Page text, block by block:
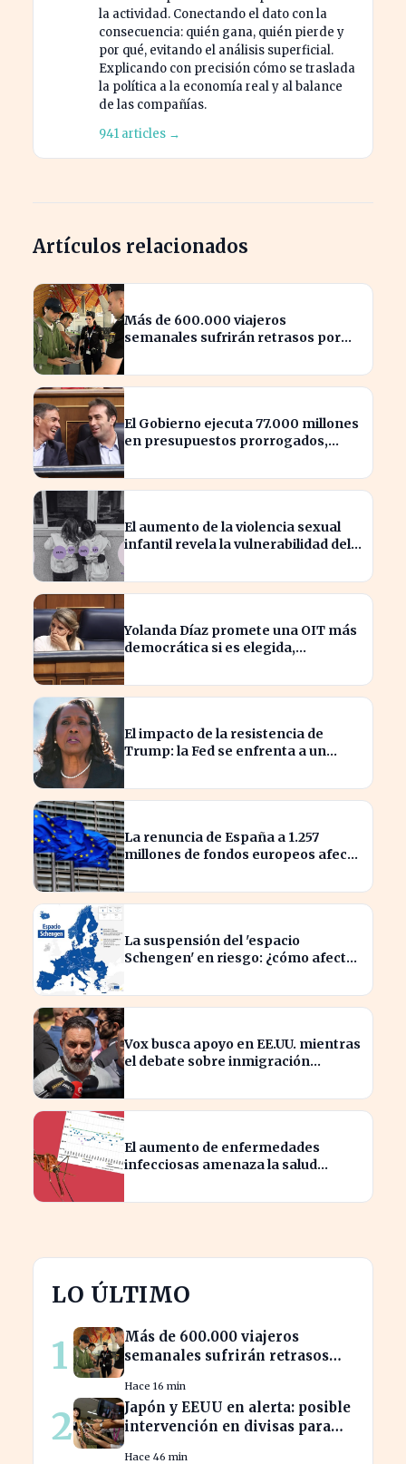
la actividad. Conectando el dato con la
consecuencia: quién gana, quién pierde y
por qué, evitando el análisis superficial.
Explicando con precisión cómo se traslada
la política a la economía real y al balance
de las compañías.
941 articles →
Artículos relacionados
Más de 600.000 viajeros
semanales sufrirán retrasos por
El Gobierno ejecuta 77.000 millones
en presupuestos prorrogados,
El aumento de la violencia sexual
infantil revela la vulnerabilidad del
Yolanda Díaz promete una OIT más
democrática si es elegida,
El impacto de la resistencia de
Trump: la Fed se enfrenta a un
La renuncia de España a 1.257
millones de fondos europeos afecta
La suspensión del 'espacio
Schengen' en riesgo: ¿cómo afecta
Vox busca apoyo en EE.UU. mientras
el debate sobre inmigración
El aumento de enfermedades
infecciosas amenaza la salud
LO ÚLTIMO
1
Más de 600.000 viajeros
semanales sufrirán retrasos
Italia
Hace 16 min
2
Japón y EEUU en alerta: posible
intervención en divisas para
Hace 46 min